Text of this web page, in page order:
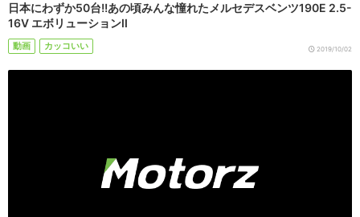
日本にわずか50台!!あの頃みんな憧れたメルセデスベンツ190E 2.5-
16V エボリューションII
動画 カッコいい 2019/10/02